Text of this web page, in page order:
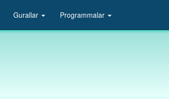
Gurallar Programmalar